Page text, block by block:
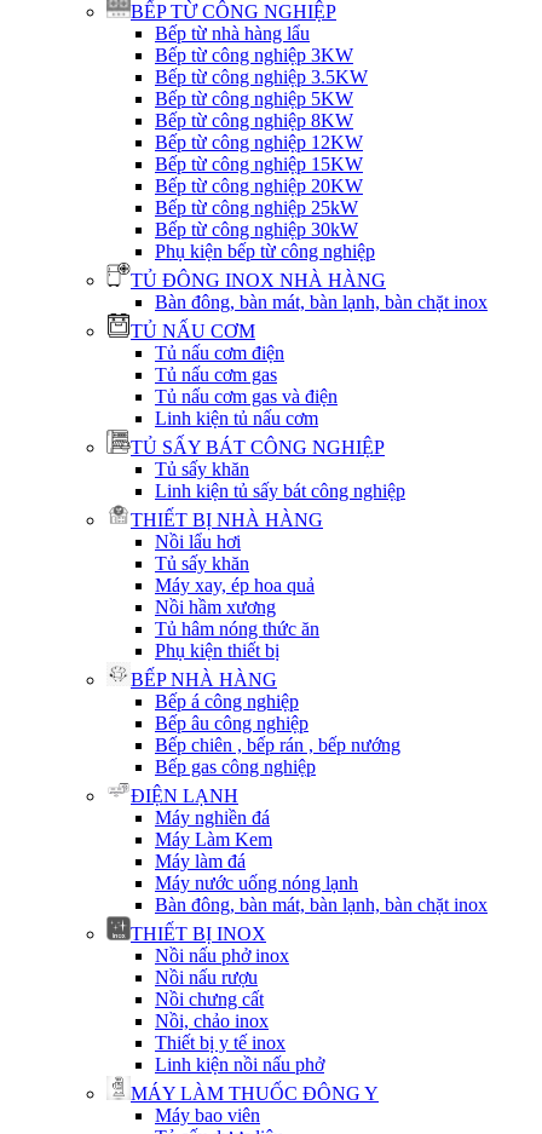
BẾP TỪ CÔNG NGHIỆP
Bếp từ nhà hàng lẩu
Bếp từ công nghiệp 3KW
Bếp từ công nghiệp 3.5KW
Bếp từ công nghiệp 5KW
Bếp từ công nghiệp 8KW
Bếp từ công nghiệp 12KW
Bếp từ công nghiệp 15KW
Bếp từ công nghiệp 20KW
Bếp từ công nghiệp 25kW
Bếp từ công nghiệp 30kW
Phụ kiện bếp từ công nghiệp
TỦ ĐÔNG INOX NHÀ HÀNG
Bàn đông, bàn mát, bàn lạnh, bàn chặt inox
TỦ NẤU CƠM
Tủ nấu cơm điện
Tủ nấu cơm gas
Tủ nấu cơm gas và điện
Linh kiện tủ nấu cơm
TỦ SẤY BÁT CÔNG NGHIỆP
Tủ sấy khăn
Linh kiện tủ sấy bát công nghiệp
THIẾT BỊ NHÀ HÀNG
Nồi lẩu hơi
Tủ sấy khăn
Máy xay, ép hoa quả
Nồi hầm xương
Tủ hâm nóng thức ăn
Phụ kiện thiết bị
BẾP NHÀ HÀNG
Bếp á công nghiệp
Bếp âu công nghiệp
Bếp chiên , bếp rán , bếp nướng
Bếp gas công nghiệp
ĐIỆN LẠNH
Máy nghiền đá
Máy Làm Kem
Máy làm đá
Máy nước uống nóng lạnh
Bàn đông, bàn mát, bàn lạnh, bàn chặt inox
THIẾT BỊ INOX
Nồi nấu phở inox
Nồi nấu rượu
Nồi chưng cất
Nồi, chảo inox
Thiết bị y tế inox
Linh kiện nồi nấu phở
MÁY LÀM THUỐC ĐÔNG Y
Máy bao viên